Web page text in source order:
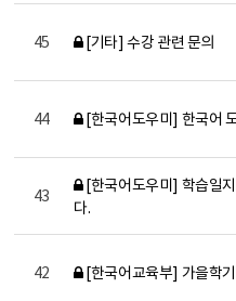
45 [기타] 수강 관련 문의
44 [한국어도우미] 한국어
43
[한국어도우미] 학습일
다.
42 [한국어교육부] 가을학